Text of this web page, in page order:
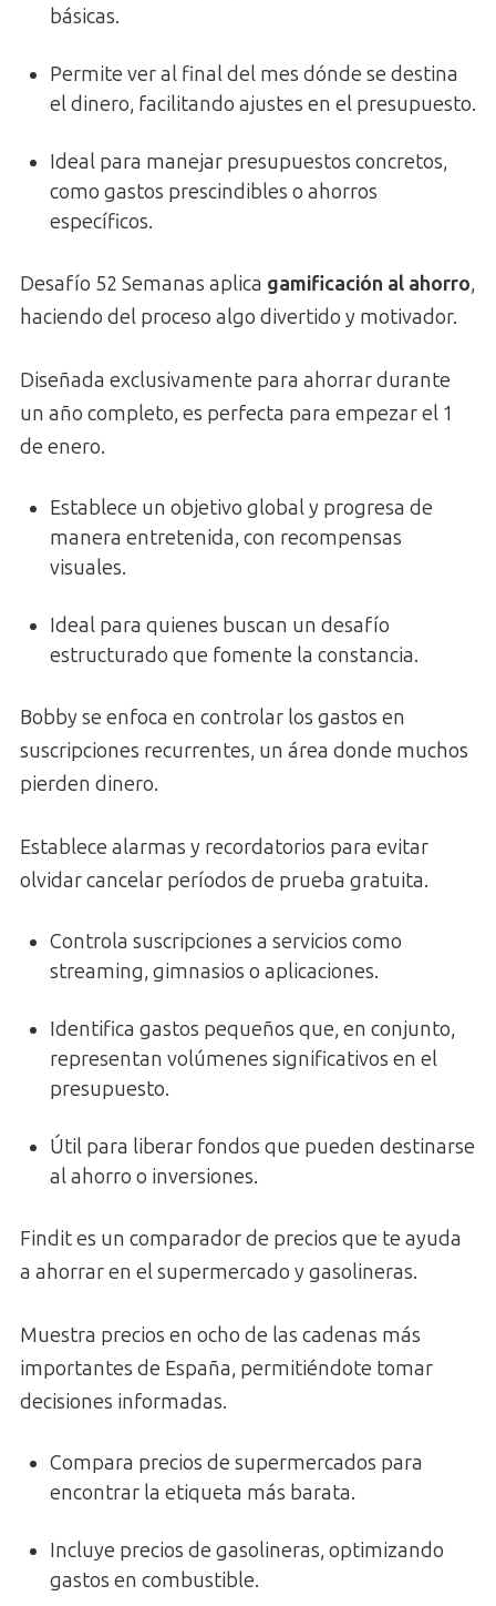
básicas.
Permite ver al final del mes dónde se destina
el dinero, facilitando ajustes en el presupuesto.
Ideal para manejar presupuestos concretos,
como gastos prescindibles o ahorros
específicos.
Desafío 52 Semanas aplica gamificación al ahorro,
haciendo del proceso algo divertido y motivador.
Diseñada exclusivamente para ahorrar durante
un año completo, es perfecta para empezar el 1
de enero.
Establece un objetivo global y progresa de
manera entretenida, con recompensas
visuales.
Ideal para quienes buscan un desafío
estructurado que fomente la constancia.
Bobby se enfoca en controlar los gastos en
suscripciones recurrentes, un área donde muchos
pierden dinero.
Establece alarmas y recordatorios para evitar
olvidar cancelar períodos de prueba gratuita.
Controla suscripciones a servicios como
streaming, gimnasios o aplicaciones.
Identifica gastos pequeños que, en conjunto,
representan volúmenes significativos en el
presupuesto.
Útil para liberar fondos que pueden destinarse
al ahorro o inversiones.
Findit es un comparador de precios que te ayuda
a ahorrar en el supermercado y gasolineras.
Muestra precios en ocho de las cadenas más
importantes de España, permitiéndote tomar
decisiones informadas.
Compara precios de supermercados para
encontrar la etiqueta más barata.
Incluye precios de gasolineras, optimizando
gastos en combustible.